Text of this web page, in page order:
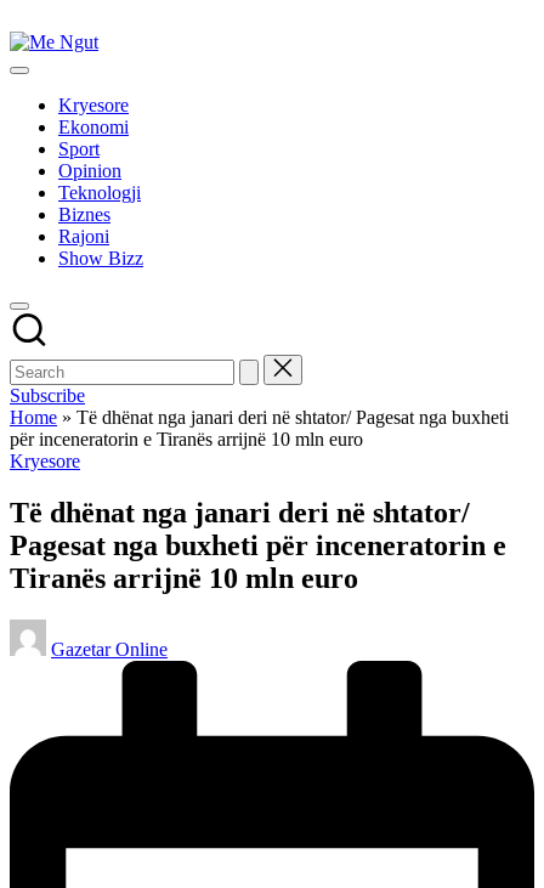
to
content
Me
Këtu
lajmet
ngut
Kryesore
Ekonomi
Sport
Opinion
Teknologji
Biznes
Rajoni
Show Bizz
Subscribe
Home » Të dhënat nga janari deri në shtator/ Pagesat nga buxheti
për inceneratorin e Tiranës arrijnë 10 mln euro
Posted
Kryesore
Të dhënat nga janari deri në shtator/
Pagesat nga buxheti për inceneratorin e
Tiranës arrijnë 10 mln euro
Posted
by
Gazetar Online